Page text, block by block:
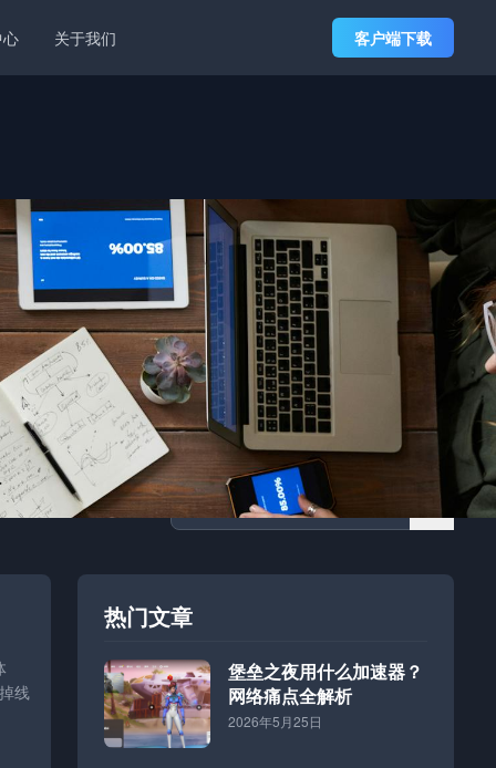
关于我们 客户端下载
线
热门文章
堡垒之夜用什么加速器？
网络痛点全解析
2026年5月25日